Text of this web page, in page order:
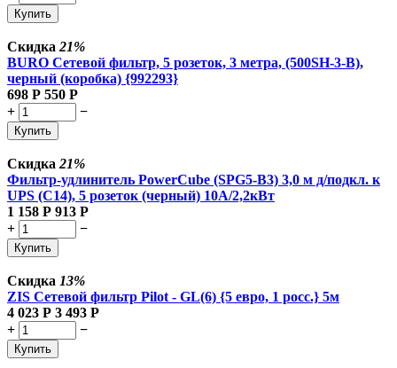
Купить
Скидка 21%
BURO Сетевой фильтр, 5 розеток, 3 метра, (500SH-3-B),
черный (коробка) {992293}
698 Р 550 Р
+
−
Купить
Скидка 21%
Фильтр-удлинитель PowerCube (SPG5-В3) 3,0 м д/подкл. к
UPS (C14), 5 розеток (черный) 10А/2,2кВт
1 158 Р 913 Р
+
−
Купить
Скидка 13%
ZIS Сетевой фильтр Pilot - GL(6) {5 евро, 1 росс.} 5м
4 023 Р 3 493 Р
+
−
Купить